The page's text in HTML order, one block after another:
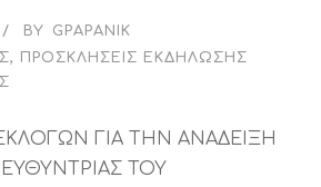
BY
GPAPANIK
,
ΠΡΟΣΚΛΉΣΕΙΣ ΕΚΔΉΛΩΣΗΣ
ΓΙΑ ΤΗΝ ΑΝΑΔΕΙΞΗ
ΤΟΥ